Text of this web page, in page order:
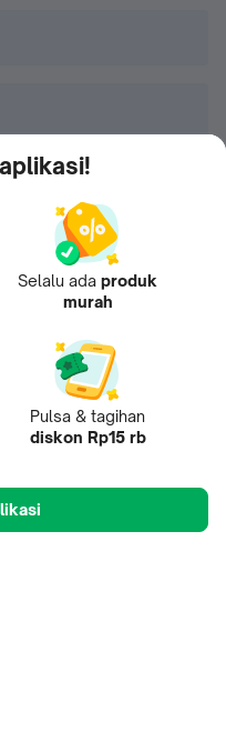
Selalu ada produk
murah
Pulsa & tagihan
diskon Rp15 rb